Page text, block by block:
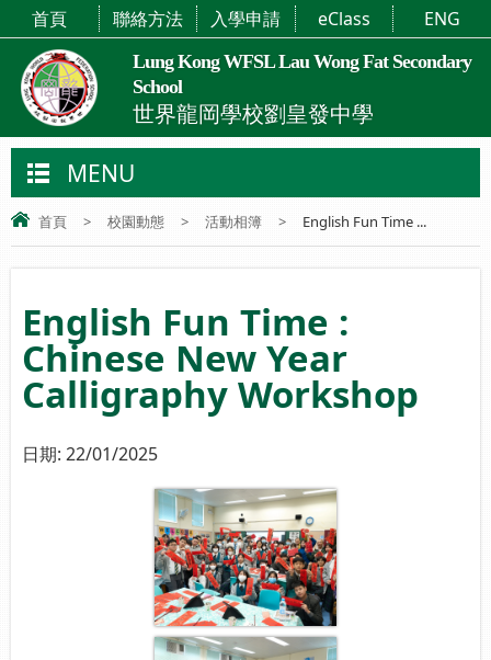
Lung Kong WFSL Lau Wong Fat Secondary
School
世界龍岡學校劉皇發中學
首頁 聯絡方法 入學申請 eClass ENG
MENU
首頁 > 校園動態 > 活動相簿 > English Fun Time ...
English Fun Time :
Chinese New Year
Calligraphy Workshop
日期: 22/01/2025